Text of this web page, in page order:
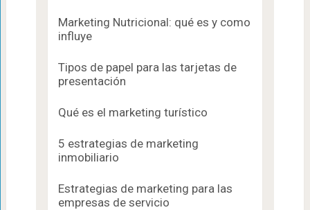
Marketing Nutricional: qué es y como
influye
Tipos de papel para las tarjetas de
presentación
Qué es el marketing turístico
5 estrategias de marketing
inmobiliario
Estrategias de marketing para las
empresas de servicio